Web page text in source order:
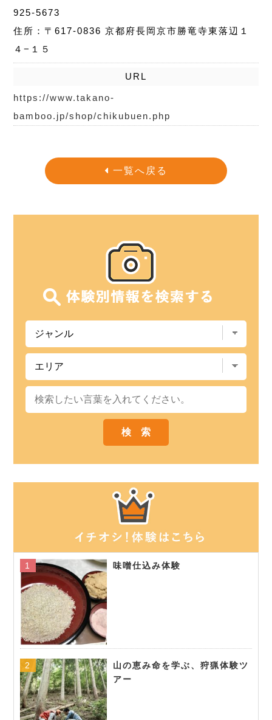
925-5673
住所：〒617-0836 京都府長岡京市勝竜寺東落辺１
４−１５
URL
https://www.takano-
bamboo.jp/shop/chikubuen.php
一覧へ戻る
味噌仕込み体験
山の恵み命を学ぶ、狩猟体験ツ
アー